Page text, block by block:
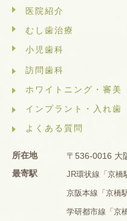
医院紹介
むし歯治療
小児歯科
訪問歯科
ホワイトニング・審美
インプラント・入れ歯
よくある質問
所在地
〒536-0016 大
最寄駅
JR環状線「京橋
京阪本線「京橋
学研都市線「京